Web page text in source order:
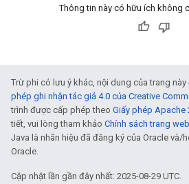
Thông tin này có hữu ích không
Trừ phi có lưu ý khác, nội dung của trang
phép ghi nhận tác giả 4.0 của Creative
trình được cấp phép theo Giấy phép Apache
tiết, vui lòng tham khảo Chính sách trang
Java là nhãn hiệu đã đăng ký của Oracle và/
Oracle.
Cập nhật lần gần đây nhất: 2025-08-29 UTC.